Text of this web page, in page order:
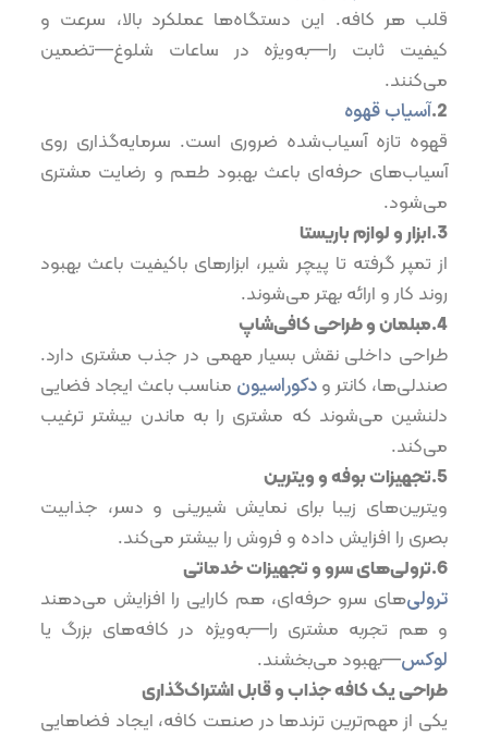
قلب هر کافه. این دستگاه‌ها عملکرد بالا، سرعت و
کیفیت ثابت را—به‌ویژه در ساعات شلوغ—تضمین
می‌کنند.
2. آسیاب قهوه
قهوه تازه آسیاب‌شده ضروری است. سرمایه‌گذاری روی
آسیاب‌های حرفه‌ای باعث بهبود طعم و رضایت مشتری
می‌شود.
3.ابزار و لوازم باریستا
از تمپر گرفته تا پیچر شیر، ابزارهای باکیفیت باعث بهبود
روند کار و ارائه بهتر می‌شوند.
4.مبلمان و طراحی کافی‌شاپ
طراحی داخلی نقش بسیار مهمی در جذب مشتری دارد.
صندلی‌ها، کانتر ودکوراسیون مناسب باعث ایجاد فضایی
دلنشین می‌شوند که مشتری را به ماندن بیشتر ترغیب
می‌کند.
5.تجهیزات بوفه و ویترین
ویترین‌های زیبا برای نمایش شیرینی و دسر، جذابیت
بصری را افزایش داده و فروش را بیشتر می‌کند.
6.ترولی‌های سرو و تجهیزات خدماتی
ترولی‌های سرو حرفه‌ای، هم کارایی را افزایش می‌دهند
و هم تجربه مشتری را—به‌ویژه در کافه‌های بزرگ یا
لوکس—بهبود می‌بخشند.
طراحی یک کافه جذاب و قابل اشتراک‌گذاری
یکی از مهم‌ترین ترندها در صنعت کافه، ایجاد فضاهایی